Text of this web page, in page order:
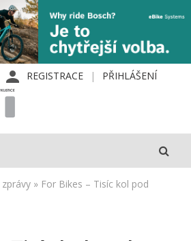
REGISTRACE PŘIHLÁŠENÍ
zprávy » For Bikes – Tisíc kol pod